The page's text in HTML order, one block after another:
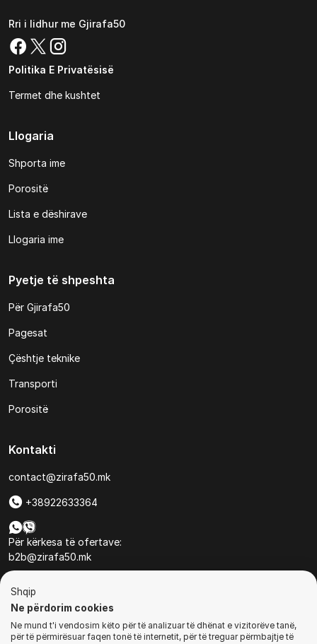
Rri i lidhur me Gjirafa50
Politika E Privatësisë
Termet dhe kushtet
Llogaria
Shporta ime
Porositë
Lista e dëshirave
Llogaria ime
Pyetje të shpeshta
Për Gjirafa50
Pagesat
Çështje teknike
Transporti
Porositë
Kontakti
contact@zirafa50.mk
+38922633364
Për kërkesa të ofertave:
b2b@zirafa50.mk
Shqip
Ne përdorim cookies
Ne mund t'i vendosim këto për të analizuar të dhënat e vizitorëve tanë,
për të përmirësuar faqen tonë të internetit, për të treguar përmbajtje të